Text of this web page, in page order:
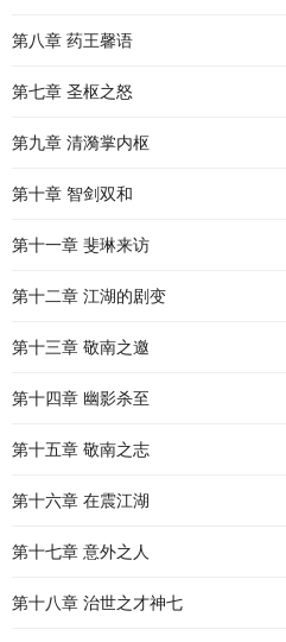
第八章 药王馨语
第七章 圣枢之怒
第九章 清漪掌内枢
第十章 智剑双和
第十一章 斐琳来访
第十二章 江湖的剧变
第十三章 敬南之邀
第十四章 幽影杀至
第十五章 敬南之志
第十六章 在震江湖
第十七章 意外之人
第十八章 治世之才神七